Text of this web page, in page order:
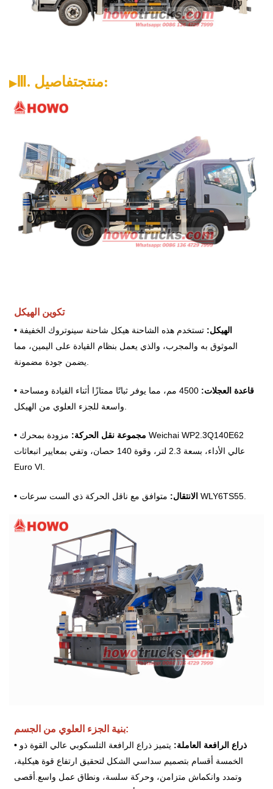
▶Ⅲ . منتجتفاصيل :
تكوين الهيكل
• الهيكل: تستخدم هذه الشاحنة هيكل شاحنة سينوتروك الخفيفة
الموثوق به والمجرب، والذي يعمل بنظام القيادة على اليمين، مما
• قاعدة العجلات:
4500 مم، مما يوفر ثباتًا ممتازًا أثناء القيادة ومساحة
• مجموعة نقل الحركة: مزودة بمحرك Weichai WP2.3Q140E62
عالي الأداء، بسعة 2.3 لتر، وقوة 140 حصان، وتفي بمعايير انبعاثات
Euro VI.
• الانتقال: متوافق مع ناقل الحركة ذي الست سرعات WLY6TS55.
بنية الجزء العلوي من الجسم:
• ذراع الرافعة العاملة: يتميز ذراع الرافعة التلسكوبي عالي القوة ذو
الخمسة أقسام بتصميم سداسي الشكل لتحقيق ارتفاع قوة هيكلية،
وتمدد وانكماش متزامن، وحركة سلسة، ونطاق عمل واسع. أقصى